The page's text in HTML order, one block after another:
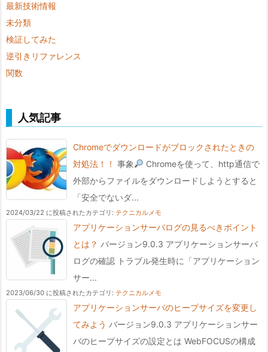
最新技術情報
未分類
検証してみた
逆引きリファレンス
関数
人気記事
Chromeでダウンロードがブロックされたときの
対処法！！ 事象
Chromeを使って、http通信で
外部からファイルをダウンロードしようとすると
「安全でないダ...
2024/03/22 に投稿されたカテゴリ: テクニカルメモ
アプリケーションサーバログの見るべきポイント
とは？ バージョン9.0.3 アプリケーションサーバ
ログの確認 トラブル発生時に「アプリケーション
サー...
2023/06/30 に投稿されたカテゴリ: テクニカルメモ
アプリケーションサーバのヒープサイズを変更し
てみよう バージョン9.0.3 アプリケーションサー
バのヒープサイズの設定とは WebFOCUSの構成